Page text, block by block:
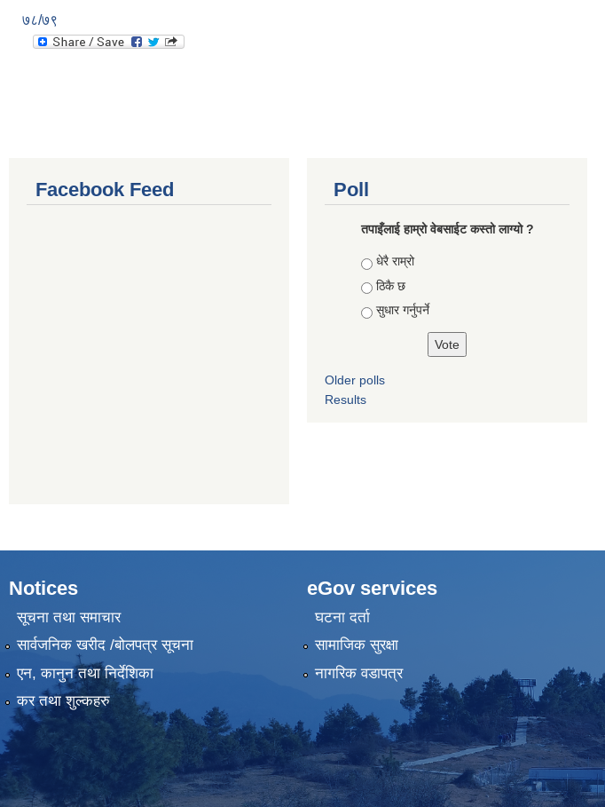
७८/७९
Facebook Feed Poll
तपाइँलाई हाम्रो वेबसाईट कस्तो लाग्यो ?
Choices
धेरै राम्रो
ठिकै छ
सुधार गर्नुपर्ने
Older polls
Results
Notices
सूचना तथा समाचार
सार्वजनिक खरीद /बोलपत्र सूचना
एन, कानुन तथा निर्देशिका
कर तथा शुल्कहरु
eGov services
घटना दर्ता
सामाजिक सुरक्षा
नागरिक वडापत्र